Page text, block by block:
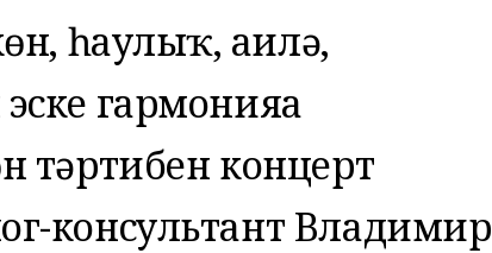
һаулыҡ, ғаилә,
гармонияға
тәртибен концерт
консультант Владимир